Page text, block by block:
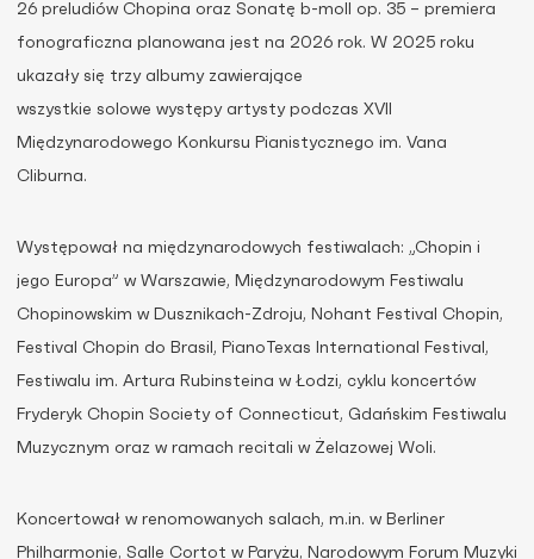
26 preludiów Chopina oraz Sonatę b-moll op. 35 – premiera
fonograficzna planowana jest na 2026 rok. W 2025 roku
ukazały się trzy albumy zawierające
wszystkie solowe występy artysty podczas XVII
Międzynarodowego Konkursu Pianistycznego im. Vana
Cliburna.
Występował na międzynarodowych festiwalach: „Chopin i
jego Europa” w Warszawie, Międzynarodowym Festiwalu
Chopinowskim w Dusznikach-Zdroju, Nohant Festival Chopin,
Festival Chopin do Brasil, PianoTexas International Festival,
Festiwalu im. Artura Rubinsteina w Łodzi, cyklu koncertów
Fryderyk Chopin Society of Connecticut, Gdańskim Festiwalu
Muzycznym oraz w ramach recitali w Żelazowej Woli.
Koncertował w renomowanych salach, m.in. w Berliner
Philharmonie, Salle Cortot w Paryżu, Narodowym Forum Muzyki